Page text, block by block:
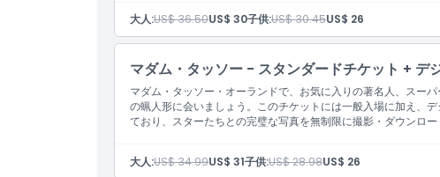
注意事項
場所
大人:US$ 36.50US$ 30子供:US$ 30.45US$ 26
マダム・タッソー - スタンダードチケット + デ
マダム・タッソー・オーランドで、お気に入りの著名人、スー
の蝋人形に会いましょう。このチケットには一般入場に加え、
ており、スターたちとの完璧な写真を無制限に撮影・ダウンロー
大人:US$ 34.99US$ 31子供:US$ 28.98US$ 26